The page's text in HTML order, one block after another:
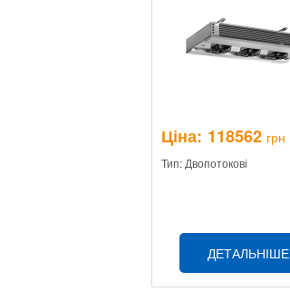
Ціна: 118562 грн
Тип: Двопотокові
ДЕТАЛЬНІШЕ